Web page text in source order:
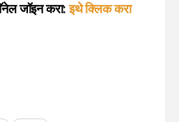
जॉइन करा: इथे क्लिक करा